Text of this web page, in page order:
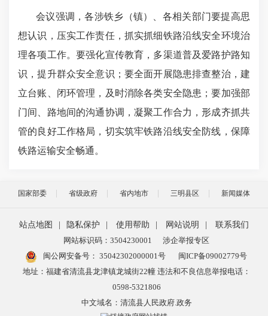
会议强调，各涉铁乡（镇）、各相关部门要提高思
想认识，压实工作责任，抓实抓细铁路沿线安全环境治
理各项工作。要强化宣传教育，多渠道普及爱路护路知
识，提升群众安全意识；要全面开展隐患排查整治，建
立台账、闭环管理，及时消除各类安全隐患；要加强部
门间、路地间的沟通协调，凝聚工作合力，形成齐抓共
管的良好工作格局，切实筑牢铁路沿线安全防线，保障
铁路运输安全畅通。
国家部委 省级政府 省内地市 三明县区 新闻媒体
站点地图 隐私保护 使用帮助 网站说明
联系我们
网站标识码：3504230001
涉企举报专区
闽公网安备号： 35042302000001号
闽ICP备09002779号
地址：福建省清流县龙津镇龙城街22幢 违法和不良信息举报电话：
0598-5321806
中文域名：清流县人民政府.政务